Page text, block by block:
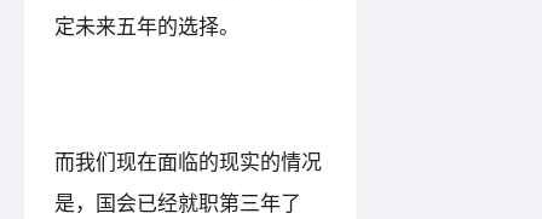
定未来五年的选择。
而我们现在面临的现实的情况
是，国会已经就职第三年了